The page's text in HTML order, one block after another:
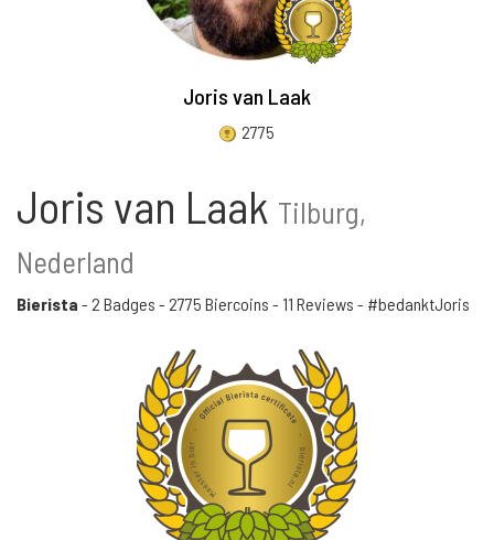
Joris van Laak
2775
Joris van Laak Tilburg,
Nederland
Bierista - 2 Badges - 2775 Biercoins - 11 Reviews - #bedanktJoris